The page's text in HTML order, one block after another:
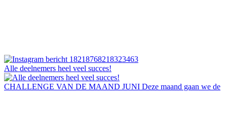
Alle deelnemers heel veel succes!
CHALLENGE VAN DE MAAND JUNI Deze maand gaan we de